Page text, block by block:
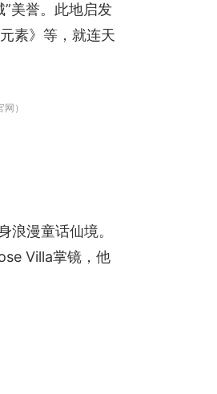
美誉。此地启发
素》等，就连天
）
漫童话仙境。
Villa掌镜，他